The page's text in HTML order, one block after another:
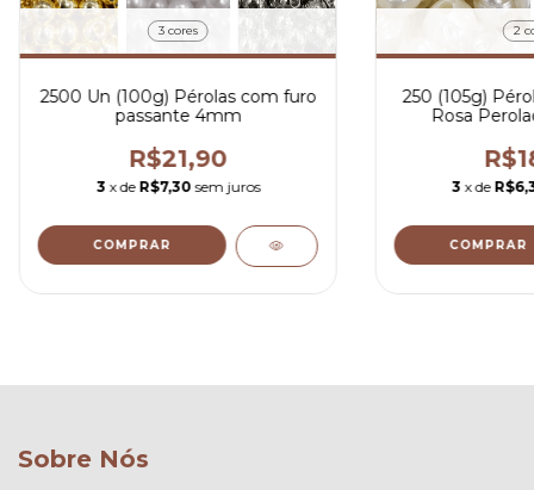
3 cores
2500 Un (100g) Pérolas com furo
passante 4mm
R$21,90
3 x de R$7,30 sem juros
COMPRAR
2
250 (105g)
Rosa
3 x de
COMPRAR
Sobre Nós